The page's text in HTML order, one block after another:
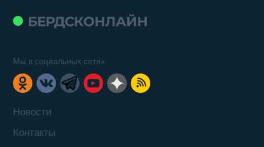
Новости
Контакты
Мы в социальных сетях